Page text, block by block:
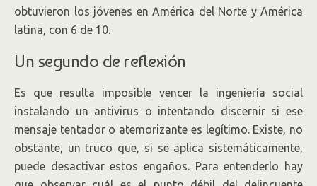
obtuvieron los jóvenes en América del Norte y América
latina, con 6 de 10.
Un segundo de reflexión
Es que resulta imposible vencer la ingeniería social
instalando un antivirus o intentando discernir si ese
mensaje tentador o atemorizante es legítimo. Existe, no
obstante, un truco que, si se aplica sistemáticamente,
puede desactivar estos engaños. Para entenderlo hay